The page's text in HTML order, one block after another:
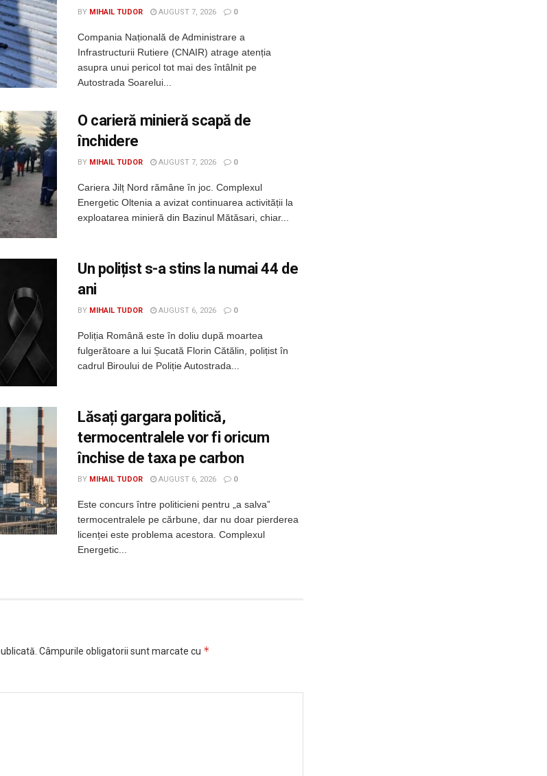
BY MIHAIL TUDOR AUGUST 7, 2026 0
Compania Națională de Administrare a
Infrastructurii Rutiere (CNAIR) atrage atenția
asupra unui pericol tot mai des întâlnit pe
Autostrada Soarelui...
O carieră minieră scapă de
închidere
BY MIHAIL TUDOR AUGUST 7, 2026 0
Cariera Jilț Nord rămâne în joc. Complexul
Energetic Oltenia a avizat continuarea activității la
exploatarea minieră din Bazinul Mătăsari, chiar...
Un polițist s-a stins la numai 44 de
ani
BY MIHAIL TUDOR AUGUST 6, 2026 0
Poliția Română este în doliu după moartea
fulgerătoare a lui Șucată Florin Cătălin, polițist în
cadrul Biroului de Poliție Autostrada...
Lăsați gargara politică,
termocentralele vor fi oricum
închise de taxa pe carbon
BY MIHAIL TUDOR AUGUST 6, 2026 0
Este concurs între politicieni pentru „a salva”
termocentralele pe cărbune, dar nu doar pierderea
licenței este problema acestora. Complexul
Energetic...
Câmpurile obligatorii sunt marcate cu *